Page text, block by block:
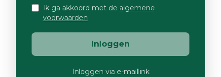
Ik ga akkoord met de algemene
voorwaarden
Inloggen
Inloggen via e-maillink